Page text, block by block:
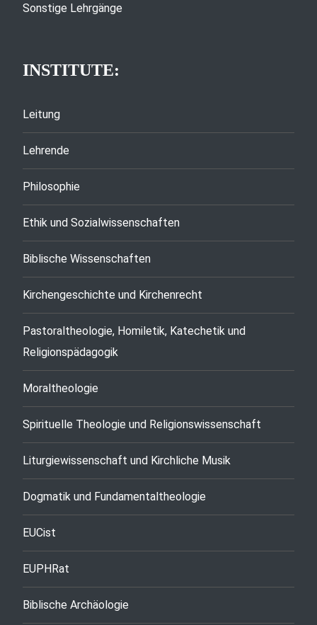
Sonstige Lehrgänge
INSTITUTE:
Leitung
Lehrende
Philosophie
Ethik und Sozialwissenschaften
Biblische Wissenschaften
Kirchengeschichte und Kirchenrecht
Pastoraltheologie, Homiletik, Katechetik und
Religionspädagogik
Moraltheologie
Spirituelle Theologie und Religionswissenschaft
Liturgiewissenschaft und Kirchliche Musik
Dogmatik und Fundamentaltheologie
EUCist
EUPHRat
Biblische Archäologie